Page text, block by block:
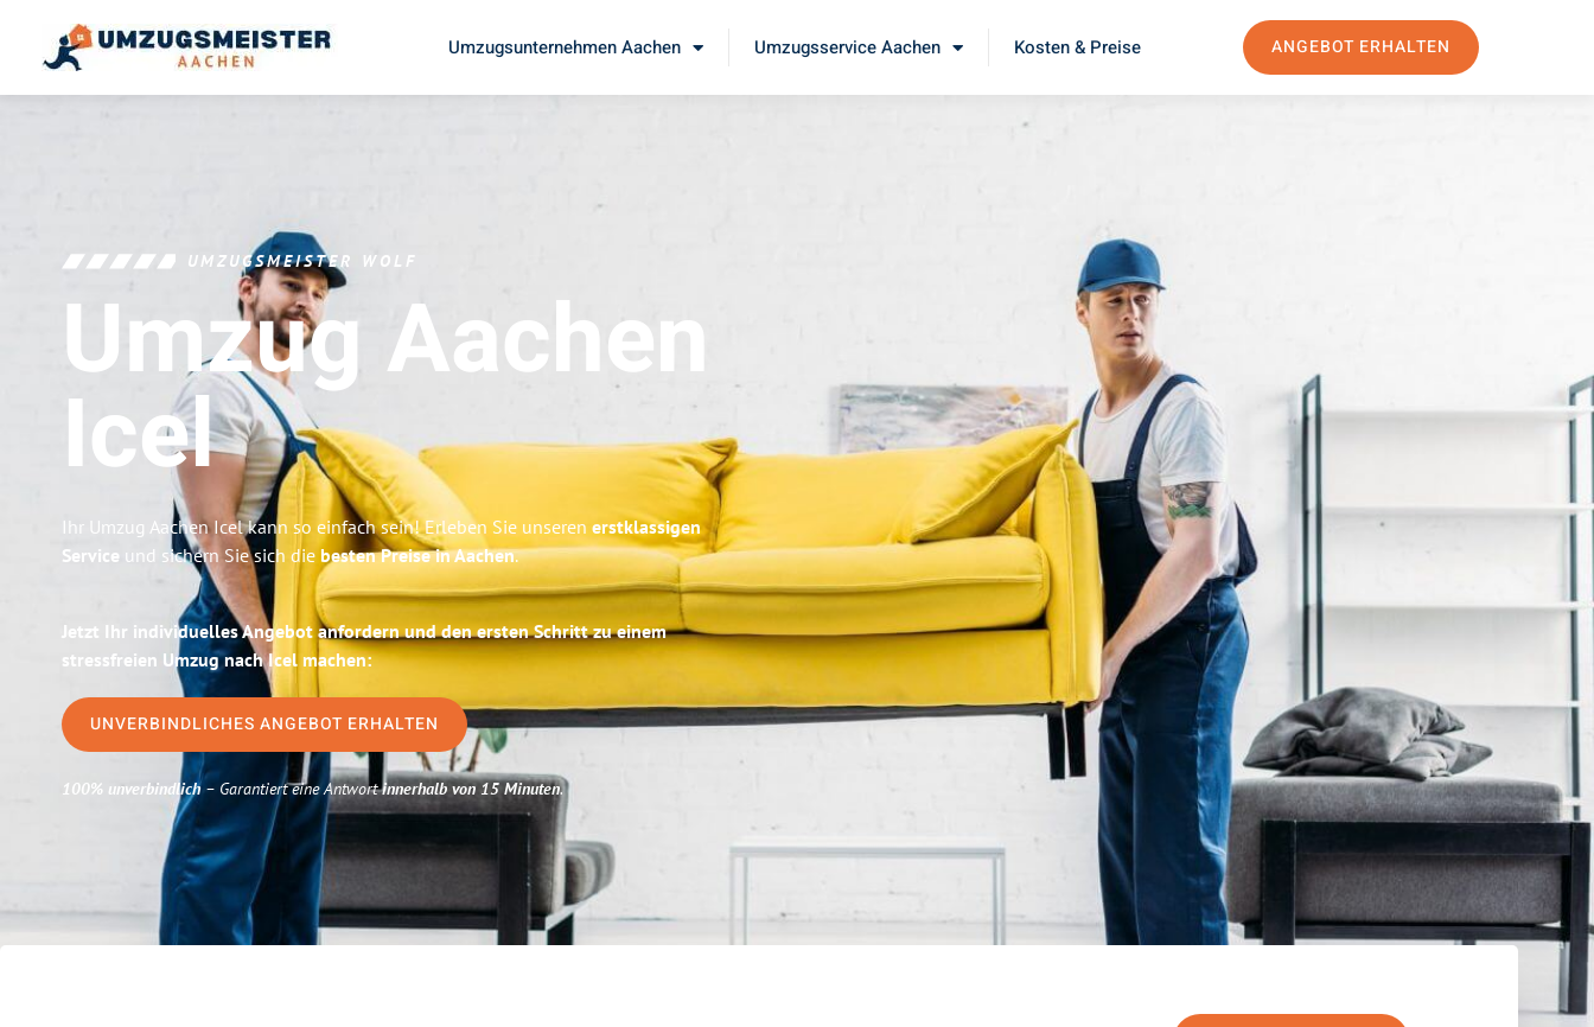
Umzugsunternehmen Aachen Umzugsservice Aachen Kosten & Preise ANGEBOT ERHALTEN
UMZUGSMEISTER WOLF
Umzug Aachen
Icel
Ihr Umzug Aachen Icel kann so einfach sein! Erleben Sie unseren erstklassigen
Service und sichern Sie sich die besten Preise in Aachen.
Jetzt Ihr individuelles Angebot anfordern und den ersten Schritt zu einem
stressfreien Umzug nach Icel machen:
UNVERBINDLICHES ANGEBOT ERHALTEN
100% unverbindlich– Garantiert eine Antwortinnerhalb von 15 Minuten.